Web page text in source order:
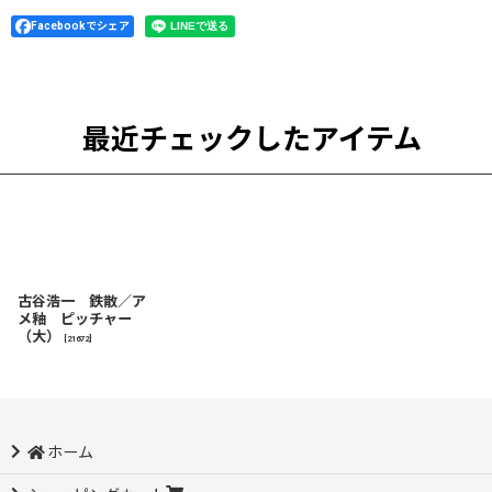
Facebookでシェア
最近チェックしたアイテム
古谷浩一 鉄散／ア
メ釉 ピッチャー
（大）
21672]
ホーム